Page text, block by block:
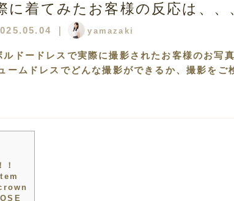
に着てみたお客様の反応は、、
yamazaki
ドードレスで実際に撮影されたお客様のお写
ムドレスでどんな撮影ができるか、撮影をご
！